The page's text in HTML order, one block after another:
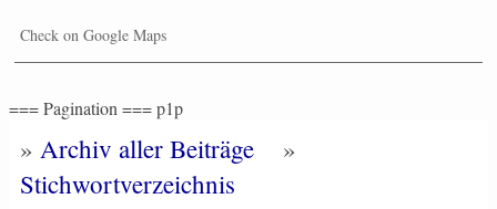
Check on Google Maps
=== Pagination === p1p
» Archiv aller Beiträge
»
Stichwortverzeichnis